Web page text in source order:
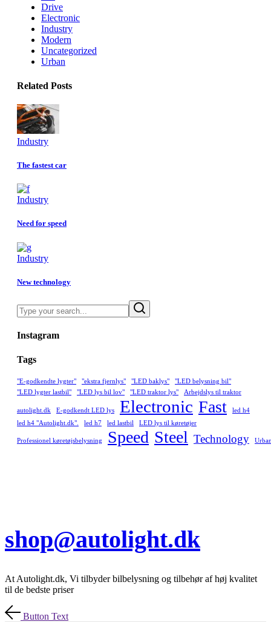
Drive
Electronic
Industry
Modern
Uncategorized
Urban
Related Posts
Industry
The fastest car
Industry
Need for speed
Industry
New technology
Search
Instagram
Tags
"E-godkendte lygter" "ekstra fjernlys" "LED baklys"
"LED belysning bil"
"LED lygter lastbil"
"LED lys bil lov" "LED traktor lys" Arbejdslys til traktor
autolight.dk E-godkendt LED lys Electronic Fast
led h4
led h4 "Autolight.dk".
led h7 led lastbil LED lys til køretøjer
Professionel køretøjsbelysning Speed Steel Technology
shop@autolight.dk
At Autolight.dk, Vi tilbyder bilbelysning og tilbehør af høj kvalitet
til de bedste priser
Button Text